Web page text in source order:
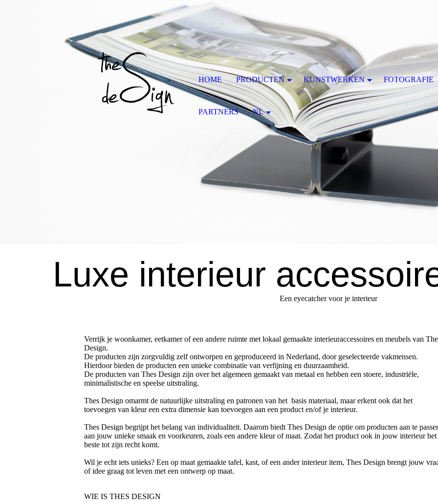
Luxe interieur
Een eyecatcher voor je interieur
Verrijk je woonkamer, eetkamer of een andere ruimte met lokaal gemaakte interieuraccessoires en meubels van
Design.
De producten zijn zorgvuldig zelf ontworpen en geproduceerd in Nederland, door geselecteerde vakmensen.
Hierdoor bieden de producten een unieke combinatie van verfijning en duurzaamheid.
De producten van Thes Design zijn over het algemeen gemaakt van metaal en hebben een stoere, industriële,
minimalistische en speelse uitstraling.
Thes Design omarmt de natuurlijke uitstraling en patronen van het basis materiaal, maar erkent ook dat het
toevoegen van kleur een extra dimensie kan toevoegen aan een product en/of je interieur.
Thes Design begrijpt het belang van individualiteit. Daarom biedt Thes Design de optie om producten aan te
aan jouw unieke smaak en voorkeuren, zoals een andere kleur of maat. Zodat het product ook in jouw interieur het
beste tot zijn recht komt.
Wil je echt iets unieks? Een op maat gemaakte tafel, kast, of een ander interieur item, Thes Design brengt jouw
of idee graag tot leven met een ontwerp op maat.
WIE IS THES DESIGN
HOME PRODUCTEN KUNSTWERKEN FOTOGRAFIE
PARTNERS NL